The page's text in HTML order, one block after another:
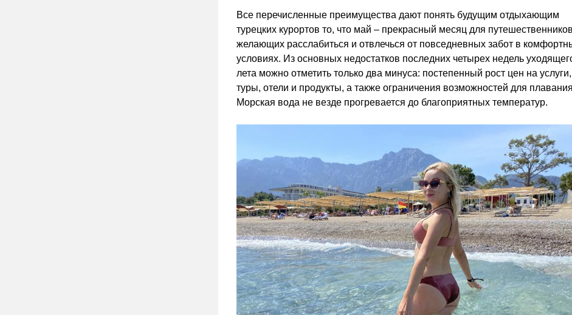
Все перечисленные преимущества дают понять будущим отдыхающим
турецких курортов то, что май – прекрасный месяц для
желающих расслабиться и отвлечься от повседневных забот в
условиях. Из основных недостатков последних четырех недель
лета можно отметить только два минуса: постепенный рост цен на услуги,
туры, отели и продукты, а также ограничения возможностей для
Морская вода не везде прогревается до благоприятных температур.